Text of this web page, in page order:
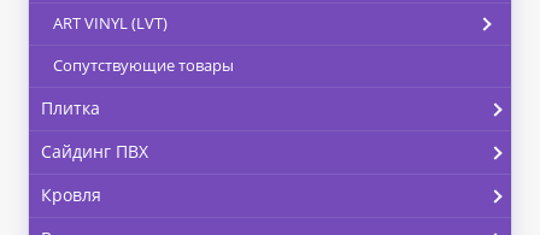
ART VINYL (LVT)
Сопутствующие товары
Плитка
Сайдинг ПВХ
Кровля